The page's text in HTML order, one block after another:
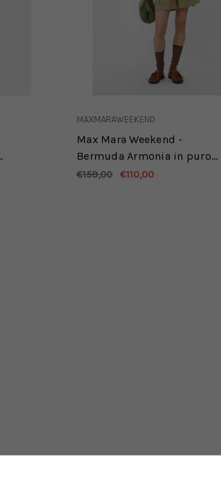
MAXMARAWEEKEND
Max Mara Weekend -
Bermuda Armonia in puro
cotone verde oliva
€159,00 €110,00